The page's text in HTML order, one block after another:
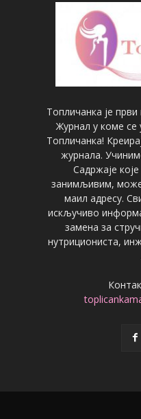
Топличанка је
Журнал у коме се
Топличанка!
журнала.
Садржаје
занимљивим,
маил адресу.
искључиво
замена за
нутрициониста,